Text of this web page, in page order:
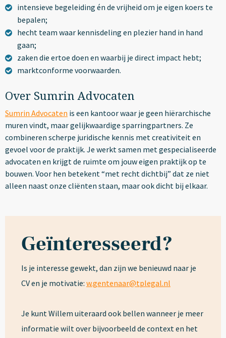
intensieve begeleiding én de vrijheid om je eigen koers te
bepalen;
hecht team waar kennisdeling en plezier hand in hand
gaan;
zaken die ertoe doen en waarbij je direct impact hebt;
marktconforme voorwaarden.
Over Sumrin Advocaten
Sumrin Advocaten is een kantoor waar je geen hiërarchische
muren vindt, maar gelijkwaardige sparringpartners. Ze
combineren scherpe juridische kennis met creativiteit en
gevoel voor de praktijk. Je werkt samen met gespecialiseerde
advocaten en krijgt de ruimte om jouw eigen praktijk op te
bouwen. Voor hen betekent “met recht dichtbij” dat ze niet
alleen naast onze cliënten staan, maar ook dicht bij elkaar.
Geïnteresseerd?
Is je interesse gewekt, dan zijn we benieuwd naar je
CV en je motivatie: w.gentenaar@tplegal.nl
Je kunt Willem uiteraard ook bellen wanneer je meer
informatie wilt over bijvoorbeeld de context en het